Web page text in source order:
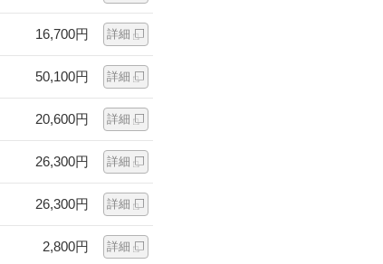
16,700円 詳細
50,100円 詳細
20,600円 詳細
26,300円 詳細
26,300円 詳細
2,800円 詳細